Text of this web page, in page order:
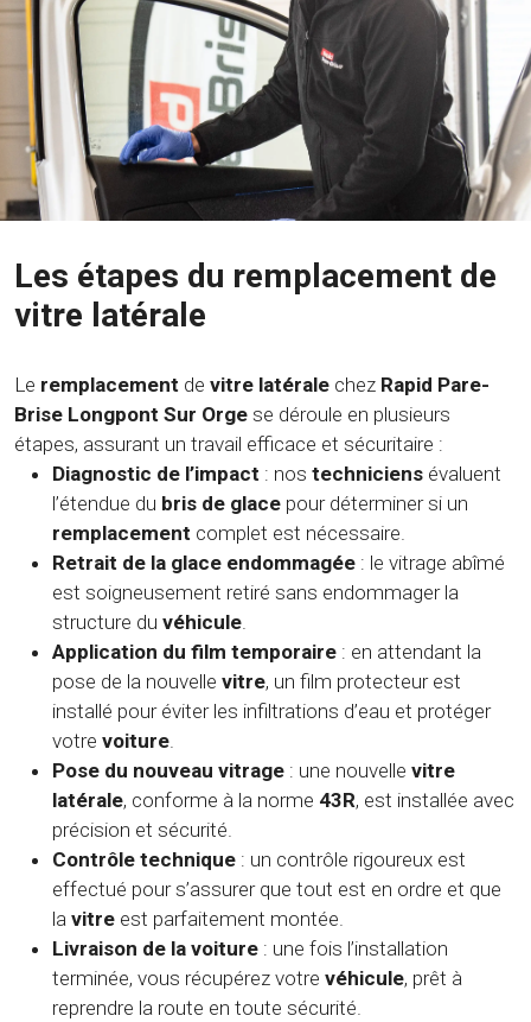
Les étapes du remplacement de
vitre latérale
Le remplacement de vitre latérale chez Rapid Pare-
Brise Longpont Sur Orge se déroule en plusieurs
étapes, assurant un travail efficace et sécuritaire :
Diagnostic de l’impact : nos techniciens évaluent
l’étendue du bris de glace pour déterminer si un
remplacement complet est nécessaire.
Retrait de la glace endommagée : le vitrage abîmé
est soigneusement retiré sans endommager la
structure du véhicule.
Application du film temporaire : en attendant la
pose de la nouvelle vitre, un film protecteur est
installé pour éviter les infiltrations d’eau et protéger
votre voiture.
Pose du nouveau vitrage : une nouvelle vitre
latérale, conforme à la norme 43R, est installée avec
précision et sécurité.
Contrôle technique : un contrôle rigoureux est
effectué pour s’assurer que tout est en ordre et que
la vitre est parfaitement montée.
Livraison de la voiture : une fois l’installation
terminée, vous récupérez votre véhicule, prêt à
reprendre la route en toute sécurité.